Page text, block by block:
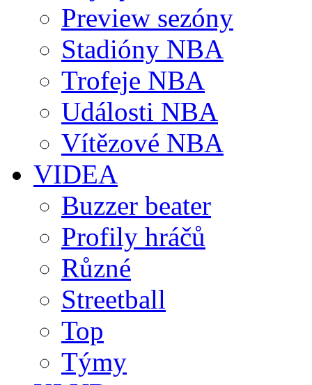
Preview sezóny
Stadióny NBA
Trofeje NBA
Události NBA
Vítězové NBA
VIDEA
Buzzer beater
Profily hráčů
Různé
Streetball
Top
Týmy